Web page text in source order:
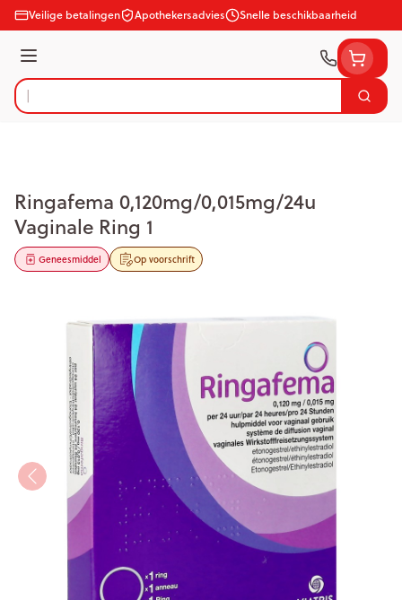
Ga naar de inhoud
Veilige betalingen Apothekersadvies Snelle beschikbaarheid
Menu
Product, merk, categorie...
Zoek
Ringafema 0,120mg/0,015mg/24u
Vaginale Ring 1
Op voorschrift
Geneesmiddel